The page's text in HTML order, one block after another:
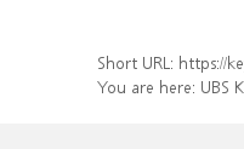
Short URL: https://
You are here: UBS